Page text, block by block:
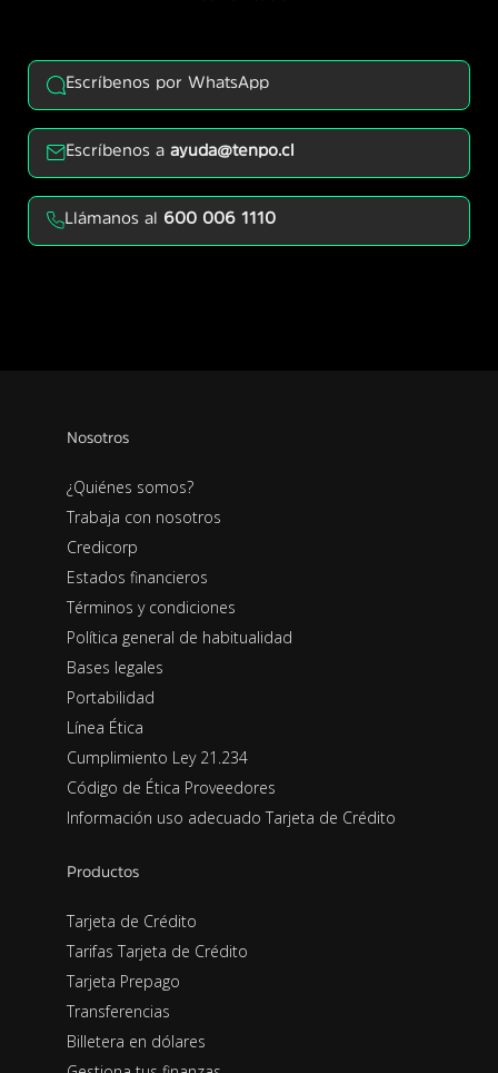
Escríbenos por WhatsApp
Escríbenos aayuda@tenpo.cl
Llámanos al 600 006 1110
Nosotros
¿Quiénes somos?
Trabaja con nosotros
Credicorp
Estados financieros
Términos y condiciones
Política general de habitualidad
Bases legales
Portabilidad
Línea Ética
Cumplimiento Ley 21.234
Código de Ética Proveedores
Información uso adecuado Tarjeta de Crédito
Productos
Tarjeta de Crédito
Tarifas Tarjeta de Crédito
Tarjeta Prepago
Transferencias
Billetera en dólares